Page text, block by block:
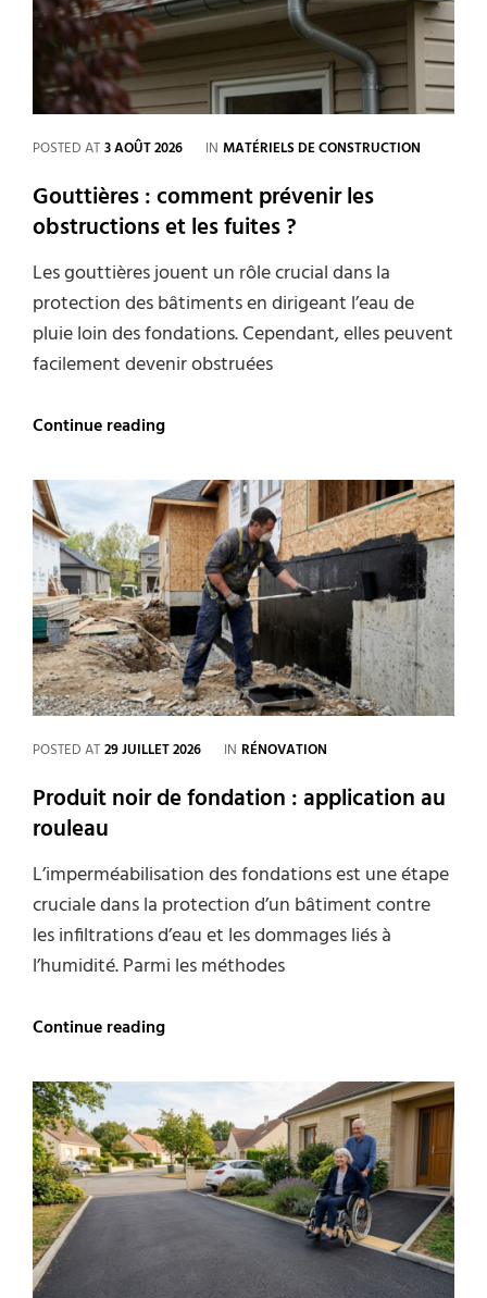
POSTED AT3 AOÛT 2026 IN CATEGORIES
MATÉRIELS DE CONSTRUCTION
Gouttières : comment prévenir les
obstructions et les fuites ?
Les gouttières jouent un rôle crucial dans la
protection des bâtiments en dirigeant l’eau de
pluie loin des fondations. Cependant, elles peuvent
facilement devenir obstruées
Continue readingGouttières
prévenir
les
obstructions
et
les
fuites
?
POSTED AT29 JUILLET 2026 IN CATEGORIES
RÉNOVATION
Produit noir de fondation : application au
rouleau
L’imperméabilisation des fondations est une étape
cruciale dans la protection d’un bâtiment contre
les infiltrations d’eau et les dommages liés à
l’humidité. Parmi les méthodes
Continue readingProduit
fondation
:
application
au
rouleau